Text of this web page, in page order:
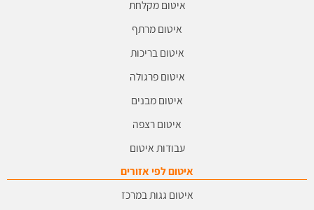
איטום מקלחת
איטום מרתף
איטום בריכות
איטום פרגולה
איטום מבנים
איטום רצפה
עבודות איטום
איטום לפי אזורים
איטום גגות במרכז